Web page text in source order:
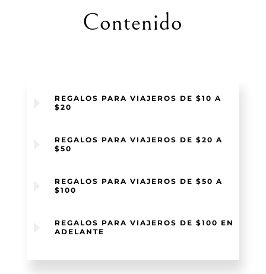
Contenido
REGALOS PARA VIAJEROS DE $10 A
$20
REGALOS PARA VIAJEROS DE $20 A
$50
REGALOS PARA VIAJEROS DE $50 A
$100
REGALOS PARA VIAJEROS DE $100 EN
ADELANTE